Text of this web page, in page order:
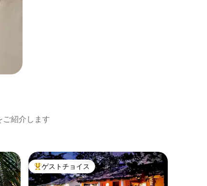
紹介します
大好評のゲストチョイスです。
ゲストチョイス